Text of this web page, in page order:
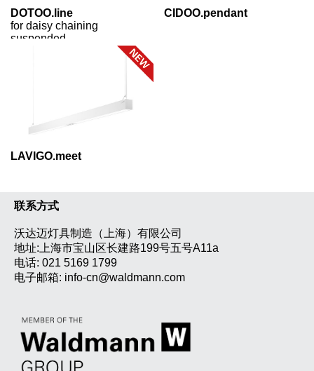
DOTOO.line
for daisy chaining
suspended
CIDOO.pendant
LAVIGO.meet
联系方式
沃达迈灯具制造（上海）有限公司
地址:上海市宝山区长建路199号五号A11a
电话: 021 5169 1799
电子邮箱: info-cn@waldmann.com